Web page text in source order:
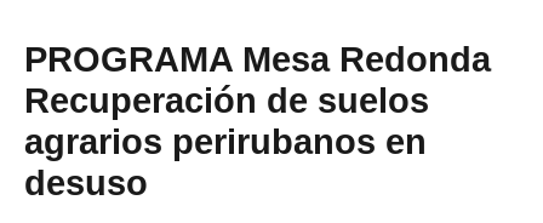
PROGRAMA Mesa Redonda
Recuperación de suelos
agrarios perirubanos en
desuso